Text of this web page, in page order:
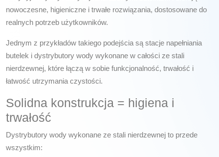
nowoczesne, higieniczne i trwałe rozwiązania, dostosowane do
realnych potrzeb użytkowników.
Jednym z przykładów takiego podejścia są stacje napełniania
butelek i dystrybutory wody wykonane w całości ze stali
nierdzewnej, które łączą w sobie funkcjonalność, trwałość i
łatwość utrzymania czystości.
Solidna konstrukcja = higiena i
trwałość
Dystrybutory wody wykonane ze stali nierdzewnej to przede
wszystkim: